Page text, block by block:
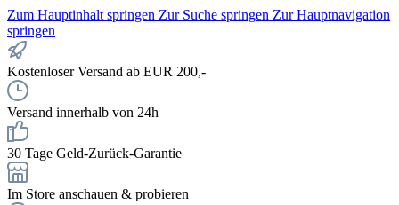
Zum Hauptinhalt springen Zur Suche springen Zur Hauptnavigation
springen
Kostenloser Versand ab EUR 200,-
Versand innerhalb von 24h
30 Tage Geld-Zurück-Garantie
Im Store anschauen & probieren